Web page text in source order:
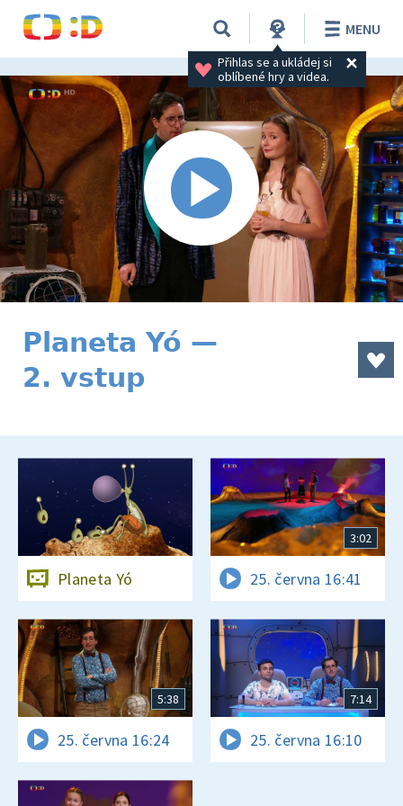
Přihlas se a ukládej si
oblíbené hry a videa.
MENU
Planeta Yó —
2. vstup
Planeta Yó
3:02
25. června 16:41
5:38
25. června 16:24
7:14
25. června 16:10